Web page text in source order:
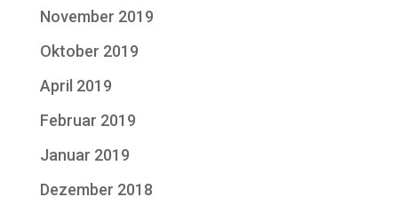
November 2019
Oktober 2019
April 2019
Februar 2019
Januar 2019
Dezember 2018